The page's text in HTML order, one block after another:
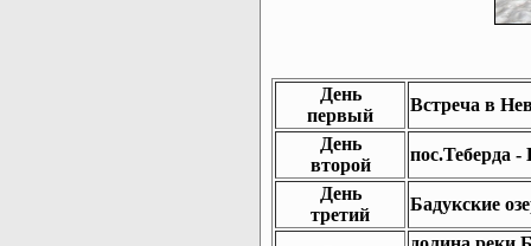
День
первый
Встреча в
День
второй
пос.Теберда -
День
третий
Бадукские